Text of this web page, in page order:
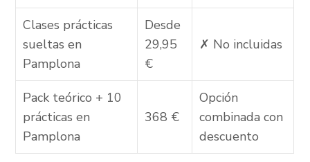
Clases prácticas
sueltas en
Pamplona
Desde
29,95
€
✗ No incluidas
Pack teórico + 10
prácticas en
Pamplona
368 €
Opción
combinada con
descuento